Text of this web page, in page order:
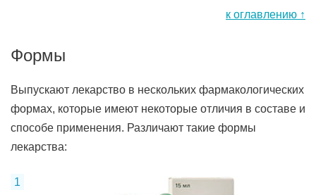
к оглавлению ↑
Формы
Выпускают лекарство в нескольких фармакологических
формах, которые имеют некоторые отличия в составе и
способе применения. Различают такие формы
лекарства: